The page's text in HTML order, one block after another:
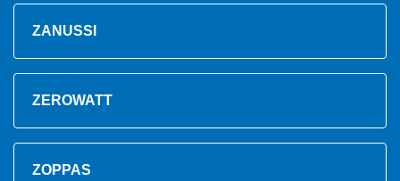
ZANUSSI
ZEROWATT
ZOPPAS